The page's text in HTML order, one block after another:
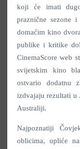
koji će imati
praznične
domaćim kino
publike i kritike
CinemaScore web
svijetskim kino
ostvario dodatnu
izdvajaju rezultati
Australiji.
Najpoznatiji
oblicima, upliće